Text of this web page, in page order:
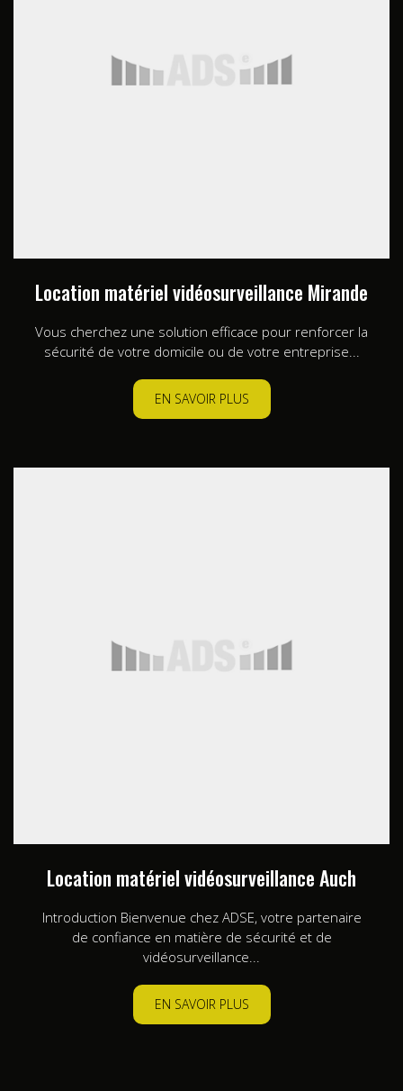
Location matériel vidéosurveillance Mirande
Vous cherchez une solution efficace pour renforcer la
sécurité de votre domicile ou de votre entreprise...
EN SAVOIR PLUS
Location matériel vidéosurveillance Auch
Introduction Bienvenue chez ADSE, votre partenaire
de confiance en matière de sécurité et de
vidéosurveillance...
EN SAVOIR PLUS